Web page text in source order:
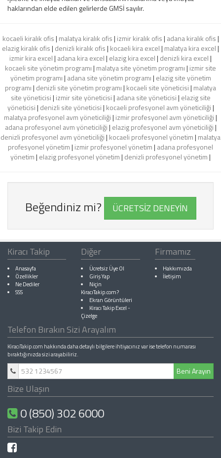
haklarından elde edilen gelirlerde GMSİ sayılır.
kocaeli kiralık ofis| malatya kiralık ofis| izmir kiralık ofis| adana kiralık ofis|
elazig kiralık ofis| denizli kiralık ofis| kocaeli kira excel| malatya kira excel|
izmir kira excel| adana kira excel| elazig kira excel| denizli kira excel|
kocaeli site yönetim programı| malatya site yönetim programı| izmir site
yönetim programı| adana site yönetim programı| elazig site yönetim
programı| denizli site yönetim programı| kocaeli site yöneticisi| malatya
site yöneticisi| izmir site yöneticisi| adana site yöneticisi| elazig site
yöneticisi| denizli site yöneticisi| kocaeli profesyonel avm yöneticiliği|
malatya profesyonel avm yöneticiliği| izmir profesyonel avm yöneticiliği|
adana profesyonel avm yöneticiliği| elazig profesyonel avm yöneticiliği|
denizli profesyonel avm yöneticiliği| kocaeli profesyonel yönetim| malatya
profesyonel yönetim| izmir profesyonel yönetim| adana profesyonel
yönetim| elazig profesyonel yönetim| denizli profesyonel yönetim|
Beğendiniz mi? ÜCRETSİZ DENEYİN
Kiracı Takip
Anasayfa
Özellikler
Ne Dediler
SSS
Diğer
Ücretsiz Üye Ol
Giriş Yap
Niçin
KiracıTakip.com?
Ekran Görüntüleri
Kiracı Takip Excel-
Çizelge
Firmamız
Hakkımızda
İletişim
Telefon Bırakın Sizi Arayalım
KiracıTakip.com hakkında daha detaylı bilgilere ihtiyacınız var ise telefon numarası
bıraktığınızda sizi arayabiliriz.
Beni Arayın
Bize Ulaşın
0 (850) 302 6000
Bizi Takip Edin